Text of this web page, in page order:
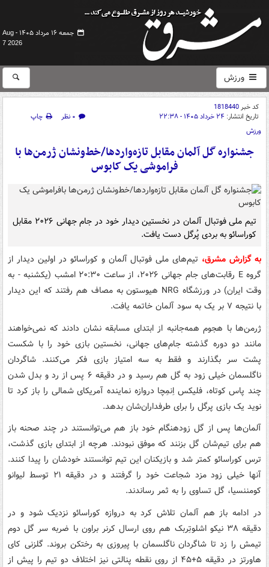
جمعه ۱۶ مرداد ۱۴۰۵ -
Aug
7 2026
ورزش
کد خبر1818440
تاریخ انتشار: ۲۴ خرداد ۱۴۰۵ - ۲۲:۳۸ ۰ نظر
چاپ
ورزش
جشنواره گل آلمان مقابل تازه‌واردها/خط‌ونشان ژرمن‌ها با
فراموشی یک کابوس
تیم ملی فوتبال آلمان در نخستین دیدار خود در جام جهانی ۲۰۲۶ مقابل
کوراسائو به بردی پُرگل دست یافت.
به گزارش مشرق، تیم‌های ملی فوتبال آلمان و کوراسائو در اولین دیدار از
گروه E رقابت‌های جام جهانی ۲۰۲۶، از ساعت ۲۰:۳۰ امشب (یکشنبه - به
وقت ایران) در ورزشگاه NRG هیوستون به مصاف هم رفتند که این دیدار
با نتیجه ۷ بر یک به سود آلمان خاتمه یافت.
ژرمن‌ها با هجوم همه‌جانبه از ابتدای مسابقه نشان دادند که نمی‌خواهند
مانند دو دوره گذشته جام‌های جهانی، نخستین بازی خود را با شکست
پشت سر بگذارند و فقط به سه امتیاز بازی فکر می‌کنند. شاگردان
ناگلسمان خیلی زود به گل هم رسید و در دقیقه ۶ پس از رد و بدل شدن
چند پاس کوتاه، فلیکس اِنمِچا دروازه نماینده آمریکای شمالی را باز کرد تا
نوید یک بازی پرگل را برای طرفداران‌شان بدهد.
آلمان‌ها پس از گل زودهنگام خود باز هم می‌توانستند در چند صحنه باز
هم برای تیم‌شان گل بزنند که موفق نبودند. هرچه از ابتدای بازی گذشت،
ترس کوراسائو کمتر شد و بازیکنان این تیم توانستند خودشان را پیدا کنند.
آنها خیلی زود مزد شجاعت خود را گرفتند و در دقیقه ۲۱ توسط لیوانو
کومننسیا، گل تساوی را به ثمر رساندند.
در ادامه باز هم آلمان تلاش کرد به دروازه کوراسائو نزدیک شود و در
دقیقه ۳۸ نیکو اشلوتِربک هم روی ارسال کرنر براون با ضربه سر گل دوم
تیمش را زد تا شاگردان ناگلسمان با پیروزی به رختکن بروند. گلزنی کای
هاورتز در دقیقه ۵+۴۵ از روی نقطه پنالتی نیز اختلاف دو تیم را پیش از